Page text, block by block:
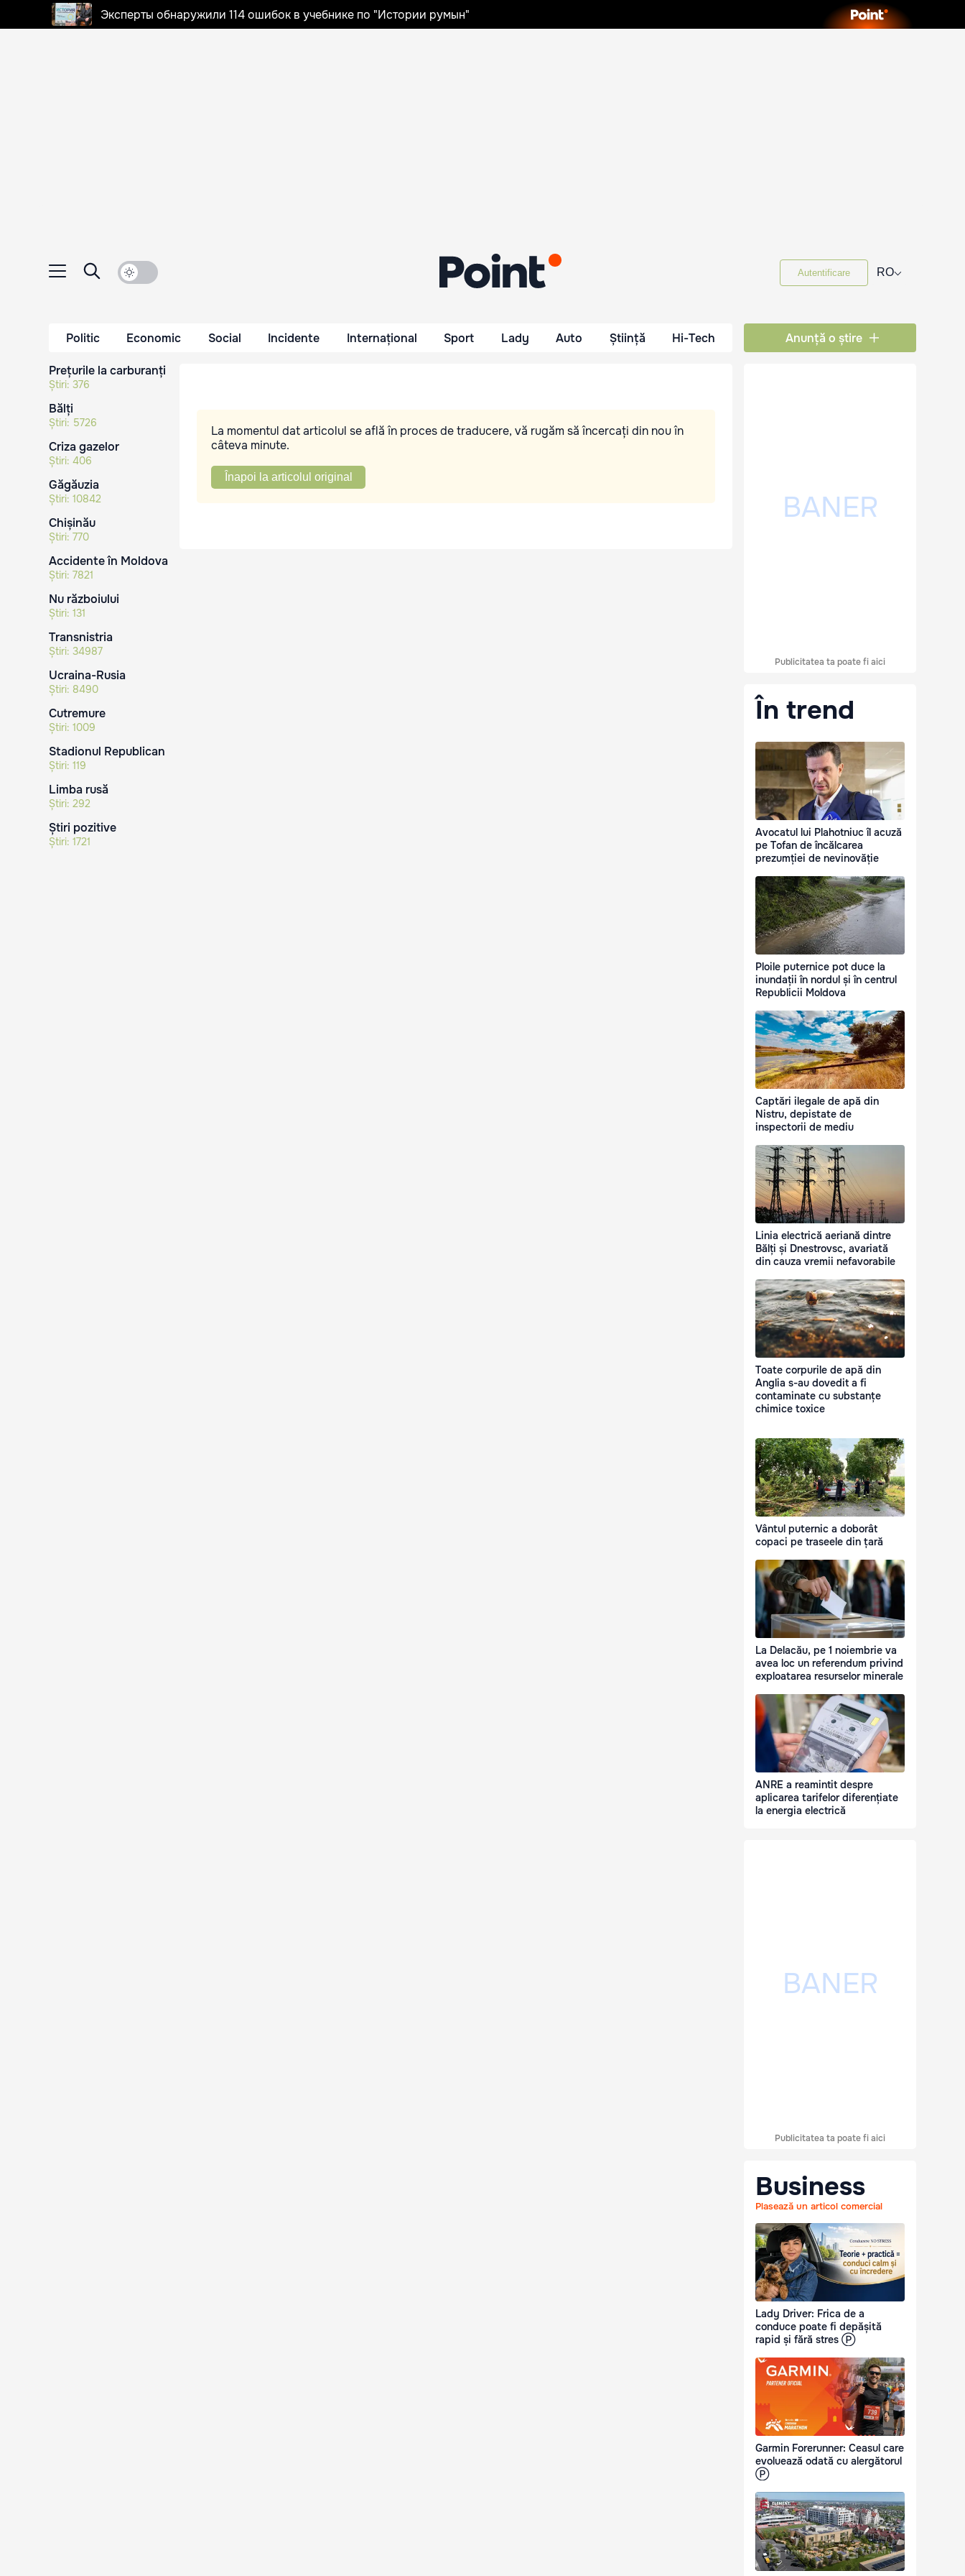
Эксперты обнаружили 114 ошибок в учебнике по "Истории румын"
Autentificare RO⌵
Politic Economic Social Incidente Internațional Sport Lady Auto Știință Hi-Tech Anunță o știre
Prețurile la carburanți
Știri: 376
Bălți
Știri: 5726
Criza gazelor
Știri: 406
Găgăuzia
Știri: 10842
Chișinău
Știri: 770
Accidente în Moldova
Știri: 7821
Nu războiului
Știri: 131
Transnistria
Știri: 34987
Ucraina-Rusia
Știri: 8490
Cutremure
Știri: 1009
Stadionul Republican
Știri: 119
Limba rusă
Știri: 292
Știri pozitive
Știri: 1721
La momentul dat articolul se află în proces de traducere, vă rugăm să încercați din nou în
câteva minute.
Înapoi la articolul original
Publicitatea ta poate fi aici
În trend
Avocatul lui Plahotniuc îl acuză
pe Tofan de încălcarea
prezumției de nevinovăție
Ploile puternice pot duce la
inundații în nordul și în centrul
Republicii Moldova
Captări ilegale de apă din
Nistru, depistate de
inspectorii de mediu
Linia electrică aeriană dintre
Bălți și Dnestrovsc, avariată
din cauza vremii nefavorabile
Toate corpurile de apă din
Anglia s-au dovedit a fi
contaminate cu substanțe
chimice toxice
Vântul puternic a doborât
copaci pe traseele din țară
La Delacău, pe 1 noiembrie va
avea loc un referendum privind
exploatarea resurselor minerale
ANRE a reamintit despre
aplicarea tarifelor diferențiate
la energia electrică
Publicitatea ta poate fi aici
Business
Plasează un articol comercial
Lady Driver: Frica de a
conduce poate fi depășită
rapid și fără stres Ⓟ
Garmin Forerunner: Ceasul care
evoluează odată cu alergătorul
Ⓟ